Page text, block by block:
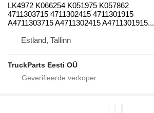
LK4972 K066254 K051975 K057862
4711303715 4711302415 4711301915
A4711303715 A4711302415 A4711301915...
Estland, Tallinn
TruckParts Eesti OÜ